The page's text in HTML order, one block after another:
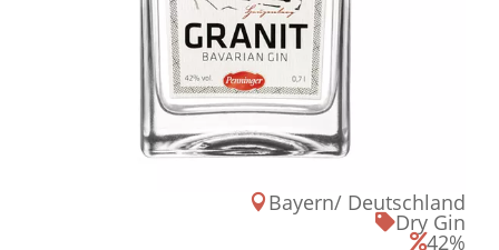
Bayern/ Deutschland

Dry Gin

42%
